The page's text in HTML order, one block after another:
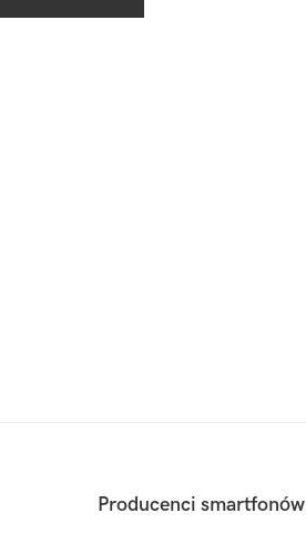
Producenci smartfonów